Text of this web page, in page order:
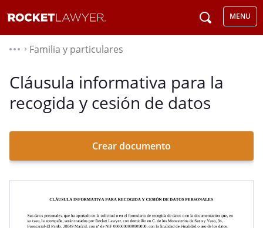
MENU
⌃ Familia y particulares
Cláusula informativa para la
recogida y cesión de datos
Crear documento